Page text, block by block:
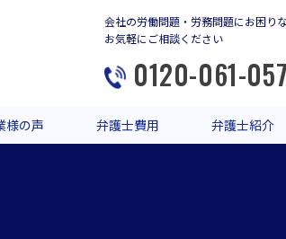
会社の労働問題・労務問題にお困り
お気軽にご相談ください
0120-061-057
様の声 弁護士費用 弁護士紹介